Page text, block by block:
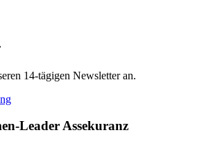
14-tägigen Newsletter an.
Leader Assekuranz